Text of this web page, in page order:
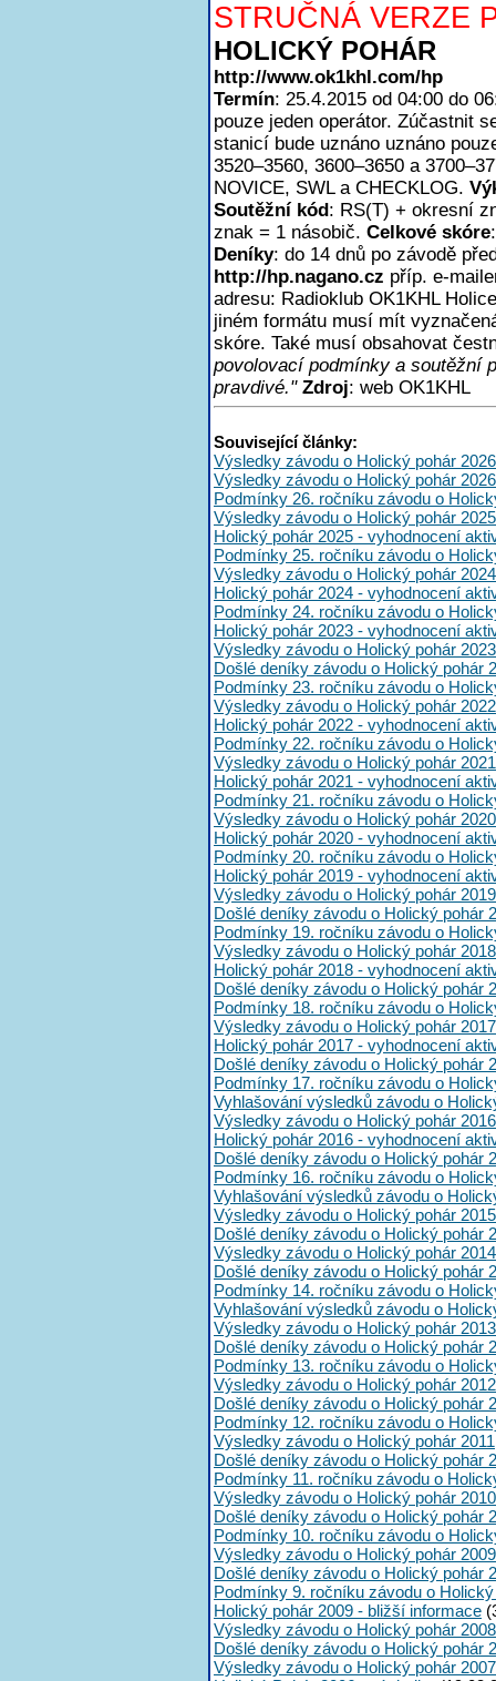
STRUČNÁ VERZE
HOLICKÝ POHÁR
http://www.ok1khl.com/hp
Termín: 25.4.2015 od 04:00 do
pouze jeden operátor. Zúčastnit
stanicí bude uznáno uznáno
3520–3560, 3600–3650 a
NOVICE, SWL a CHECKLOG.
Soutěžní kód: RS(T) + okresní
znak = 1 násobič. Celkové skóre
Deníky: do 14 dnů po závodě
http://hp.nagano.cz příp. e-
adresu: Radioklub OK1KHL
jiném formátu musí mít
skóre. Také musí obsahovat
povolovací podmínky a soutěžní
pravdivé." Zdroj: web OK1KHL
Související články:
Výsledky závodu o Holický pohár
Výsledky závodu o Holický pohár 2026
Podmínky 26. ročníku závodu o
Výsledky závodu o Holický pohár 2025
Holický pohár 2025 - vyhodnocení
Podmínky 25. ročníku závodu o
Výsledky závodu o Holický pohár 2024
Holický pohár 2024 - vyhodnocení
Podmínky 24. ročníku závodu o
Holický pohár 2023 - vyhodnocení
Výsledky závodu o Holický pohár 2023
Došlé deníky závodu o Holický pohár
Podmínky 23. ročníku závodu o
Výsledky závodu o Holický pohár 2022
Holický pohár 2022 - vyhodnocení
Podmínky 22. ročníku závodu o
Výsledky závodu o Holický pohár 2021
Holický pohár 2021 - vyhodnocení
Podmínky 21. ročníku závodu o
Výsledky závodu o Holický pohár 2020
Holický pohár 2020 - vyhodnocení
Podmínky 20. ročníku závodu o
Holický pohár 2019 - vyhodnocení
Výsledky závodu o Holický pohár 2019
Došlé deníky závodu o Holický pohár
Podmínky 19. ročníku závodu o
Výsledky závodu o Holický pohár 2018
Holický pohár 2018 - vyhodnocení
Došlé deníky závodu o Holický pohár
Podmínky 18. ročníku závodu o
Výsledky závodu o Holický pohár 2017
Holický pohár 2017 - vyhodnocení
Došlé deníky závodu o Holický pohár
Podmínky 17. ročníku závodu o
Vyhlašování výsledků závodu o
Výsledky závodu o Holický pohár 2016
Holický pohár 2016 - vyhodnocení
Došlé deníky závodu o Holický pohár
Podmínky 16. ročníku závodu o
Vyhlašování výsledků závodu o
Výsledky závodu o Holický pohár 2015
Došlé deníky závodu o Holický pohár
Výsledky závodu o Holický pohár 2014
Došlé deníky závodu o Holický pohár
Podmínky 14. ročníku závodu o
Vyhlašování výsledků závodu o
Výsledky závodu o Holický pohár 2013
Došlé deníky závodu o Holický pohár
Podmínky 13. ročníku závodu o
Výsledky závodu o Holický pohár 2012
Došlé deníky závodu o Holický pohár
Podmínky 12. ročníku závodu o
Výsledky závodu o Holický pohár 2011
Došlé deníky závodu o Holický pohár
Podmínky 11. ročníku závodu o
Výsledky závodu o Holický pohár 2010
Došlé deníky závodu o Holický pohár
Podmínky 10. ročníku závodu o
Výsledky závodu o Holický pohár 2009
Došlé deníky závodu o Holický pohár
Podmínky 9. ročníku závodu o
Holický pohár 2009 - bližší informace
Výsledky závodu o Holický pohár 2008
Došlé deníky závodu o Holický pohár
Výsledky závodu o Holický pohár 2007